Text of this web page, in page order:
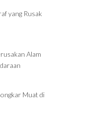
yang Rusak
Alam
Muat di